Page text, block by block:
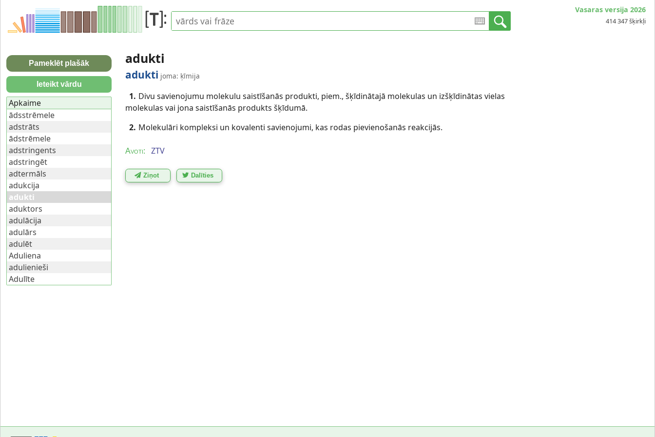
Vasaras versija 2026
414 347 šķirkļi
adukti
adukti joma: ķīmija
1. Divu savienojumu molekulu saistīšanās produkti, piem., šķīdinātajā molekulas un izšķīdinātas vielas
molekulas vai jona saistīšanās produkts šķīdumā.
2. Molekulāri kompleksi un kovalenti savienojumi, kas rodas pievienošanās reakcijās.
Avoti: ZTV
Ziņot Dalīties
Pameklēt plašāk
Ieteikt vārdu
Apkaime
ādsstrēmele
adstrāts
ādstrēmele
adstringents
adstringēt
adtermāls
adukcija
adukti
aduktors
adulācija
adulārs
adulēt
Aduliena
adulienieši
Adulīte